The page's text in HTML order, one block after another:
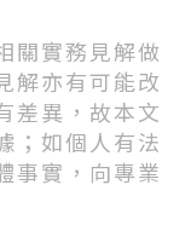
關實務見解做
解亦有可能改
差異，故本文
；如個人有法
事實，向專業